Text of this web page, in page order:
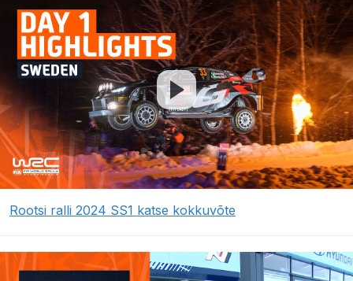
Rootsi ralli 2024 SS1 katse kokkuvõte